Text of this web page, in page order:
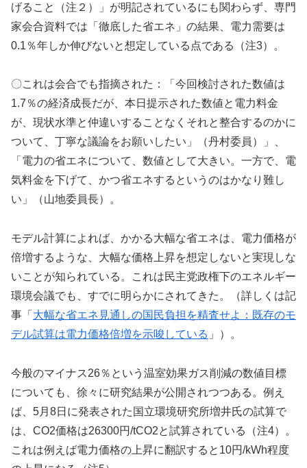
げること（注２）」が明記されているにも関わらず、専門
家会合資料では「徹底した省エネ」の結果、電力需要は
0.1％年しか伸びないと想定している点である（注3）。
〇これは会合でも指摘された：「今回検討された数値は
1.7％の経済成長だが、本日提示された数値と電力料金
が、現状水準と仲違いすることなくそれと整合するのかに
ついて、丁寧な議論をお願いしたい」（丹村委員）」、
「電力の省エネについて、数値として大きい。一方で、電
気料金を下げて、かつ省エネするというのはかなり難し
い」（山地委員長）。
モデル計算によれば、かかる大幅な省エネは、電力価格が
倍増するような、大幅な価格上昇を想定しないと実現しな
いことが知られている。これは民主党政権下のエネルギー
環境会議でも、すでに明らかにされてきた。（詳しくは記
事「 大幅な省エネ見通しの国民負担を精査せよ：既存のモ
デル試算は電力価格倍増を示唆している 」）。
今般のマイナス26％という温室効果ガス削減の数値目標
についても、徐々に研究結果が公開されつつある。例え
ば、5月8日に発表された国立環境研究所増井氏の試算で
は、CO2価格は26300円/tCO2と試算されている（注4）。
これは例えば電力価格の上昇に翻訳すると10円/kWh程度